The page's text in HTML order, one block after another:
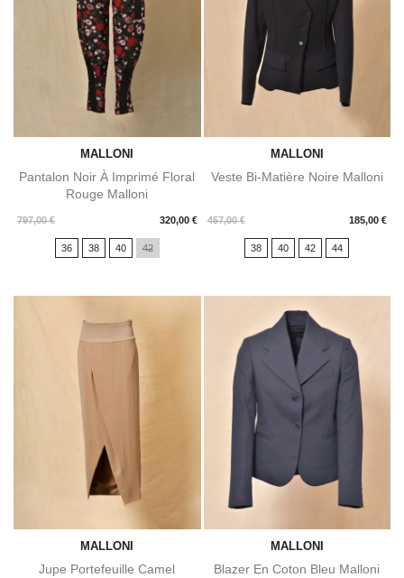
MALLONI
Pantalon Noir À Imprimé Floral
Rouge Malloni
797,00 € 320,00 €
Prix
36 38 40 42
MALLONI
Veste Bi-Matière Noire Malloni
457,00 € 185,00 €
Prix
38 40 42 44
MALLONI
Jupe Portefeuille Camel
MALLONI
Blazer En Coton Bleu Malloni